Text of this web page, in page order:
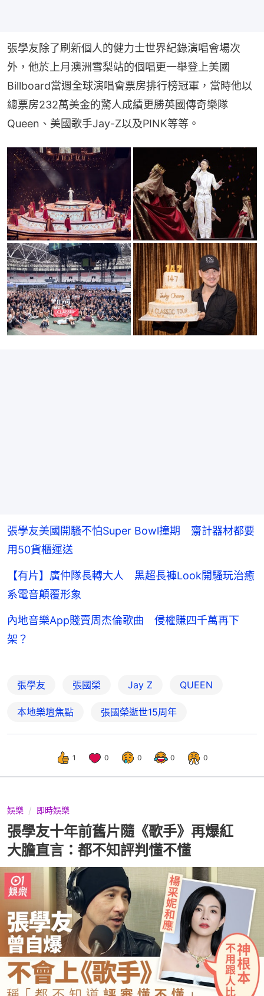
張學友除了刷新個人的健力士世界紀錄演唱會場次
外，他於上月澳洲雪梨站的個唱更一舉登上美國
Billboard當週全球演唱會票房排行榜冠軍，當時他以
總票房232萬美金的驚人成績更勝英國傳奇樂隊
Queen、美國歌手Jay-Z以及PINK等等。
張學友美國開騷不怕Super Bowl撞期 齋計器材都要
用50貨櫃運送
【有片】廣仲隊長轉大人 黑超長褲Look開騷玩治癒
系電音顛覆形象
內地音樂App賤賣周杰倫歌曲 侵權賺四千萬再下
架？
張學友 張國榮 Jay Z QUEEN
本地樂壇焦點 張國榮逝世15周年
1 0 0 0 0
娛樂 即時娛樂
張學友十年前舊片隨《歌手》再爆紅
大膽直言：都不知評判懂不懂